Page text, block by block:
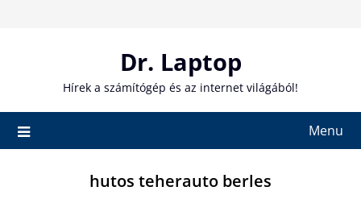
Dr. Laptop
Hírek a számítógép és az internet világából!
Menu
hutos teherauto berles